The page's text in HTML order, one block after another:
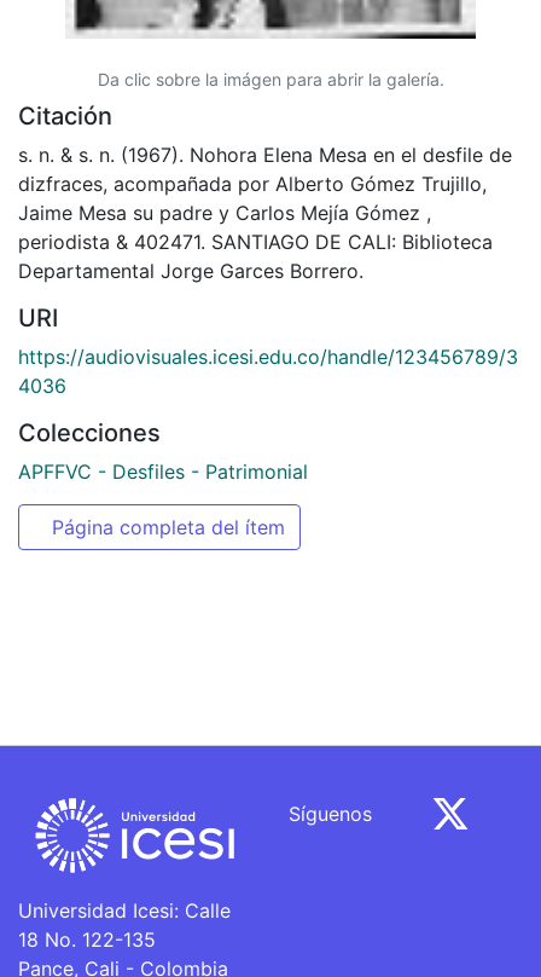
Da clic sobre la imágen para abrir la galería.
Citación
s. n. & s. n. (1967). Nohora Elena Mesa en el desfile de
dizfraces, acompañada por Alberto Gómez Trujillo,
Jaime Mesa su padre y Carlos Mejía Gómez ,
periodista & 402471. SANTIAGO DE CALI: Biblioteca
Departamental Jorge Garces Borrero.
URI
https://audiovisuales.icesi.edu.co/handle/123456789/3
4036
Colecciones
APFFVC - Desfiles - Patrimonial
Página completa del ítem
Universidad Icesi: Calle
18 No. 122-135
Pance, Cali - Colombia
Síguenos